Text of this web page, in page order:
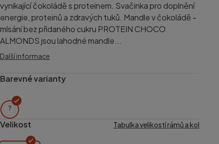
vynikající čokoládě s proteinem. Svačinka pro doplnění
energie, proteinů a zdravých tuků. Mandle v čokoládě -
mlsání bez přidaného cukru PROTEIN CHOCO
ALMONDS jsou lahodné mandle...
Další informace
Barevné varianty
?
Velikost Tabulka velikostí rámů a kol